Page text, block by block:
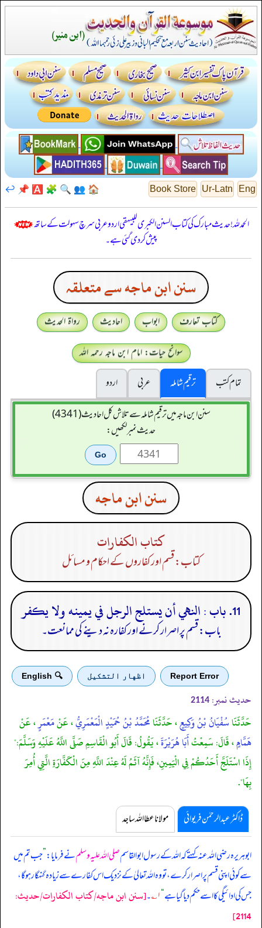
Eng
Ur-Latn
Book Store
🏠
👥
🔍
🧩
🅰️
📌
↩️
الحمدللہ! حدیث مبارک کی کتاب السنن الكبرى للبيهقي اردو عربی سرچ سہولت کے ساتھ
پیش کر دی گئی ہے۔
سنن ابن ماجه سے متعلقہ
کتاب تعارف ابواب احادیث
رواۃ الحدیث
سوانح حیات: امام ابن ماجہ رحمہ اللہ
تمام کتب
ترقیم شاملہ عربی
اردو
سنن ابن ماجہ میں ترقیم شاملہ سے تلاش کل احادیث (4341)
حدیث نمبر لکھیں:
سنن ابن ماجه
كتاب الكفارات
کتاب: قسم اور کفاروں کے احکام و مسائل
11. باب : النهي أن يستلج الرجل في يمينه ولا يكفر
باب: قسم پر اصرار کرنے اور کفارہ نہ دینے کی ممانعت۔
Report Error اظهار التشكيل 🔍 English
حدیث نمبر: 2114
حَدَّثَنَاسُفْيَانُ بْنُ وَكِيعٍ، حَدَّثَنَامُحَمَّدُ بْنُ حُمَيْدٍ الْمَعْمَرِيُّ، عَنْمَعْمَرٍ، عَنْ
هَمَّامٍ، قَالَ: سَمِعْتُأَبَا هُرَيْرَةَ، يَقُولُ: قَالَ أَبُو الْقَاسِمِ صَلَّى اللَّهُ عَلَيْهِ وَسَلَّمَ:"
إِذَا اسْتَلَجَّ أَحَدُكُمْ فِي الْيَمِينِ، فَإِنَّهُ آثَمُ لَهُ عِنْدَ اللَّهِ مِنَ الْكَفَّارَةِ الَّتِي أُمِرَ
بِهَا".
ڈاکٹر عبدالرحمٰن فریوائی مولانا عطا اللہ ساجد
ابوہریرہ رضی اللہ عنہ کہتے کہاللہ کے رسول ابوالقاسمصلی اللہ علیہ وسلمنے فرمایا:”جب تم میں
سے کوئی اپنی قسم پر اصرار کرے، تو وہ اللہ تعالیٰ کے نزدیک اس کفارے سے زیادہ گنہگار ہو گا،
جس کی ادائیگی کا اسے حکم دیا گیا ہے“۱؎ ۔[سنن ابن ماجه/كتاب الكفارات/حدیث:
2114]